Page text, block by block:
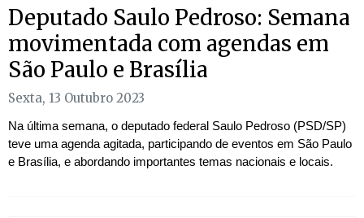
Deputado Saulo Pedroso: Semana
movimentada com agendas em
São Paulo e Brasília
Sexta, 13 Outubro 2023
Na última semana, o deputado federal Saulo Pedroso (PSD/SP)
teve uma agenda agitada, participando de eventos em São Paulo
e Brasília, e abordando importantes temas nacionais e locais.